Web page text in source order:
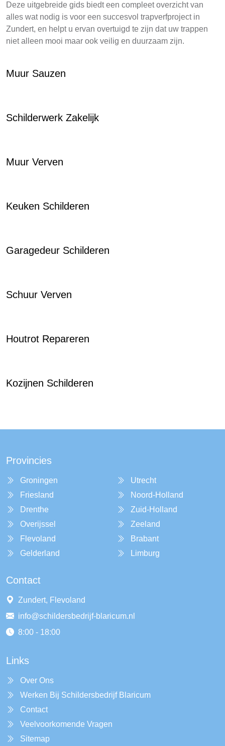
Deze uitgebreide gids biedt een compleet overzicht van
alles wat nodig is voor een succesvol trapverfproject in
Zundert, en helpt u ervan overtuigd te zijn dat uw trappen
niet alleen mooi maar ook veilig en duurzaam zijn.
Muur Sauzen
Schilderwerk Zakelijk
Muur Verven
Keuken Schilderen
Garagedeur Schilderen
Schuur Verven
Houtrot Repareren
Kozijnen Schilderen
Provincies
Groningen
Friesland
Drenthe
Overijssel
Flevoland
Gelderland
Utrecht
Noord-Holland
Zuid-Holland
Zeeland
Brabant
Limburg
Contact
Zundert, Flevoland
info@schildersbedrijf-blaricum.nl
8:00 - 18:00
Links
Over Ons
Werken Bij Schildersbedrijf Blaricum
Contact
Veelvoorkomende Vragen
Sitemap